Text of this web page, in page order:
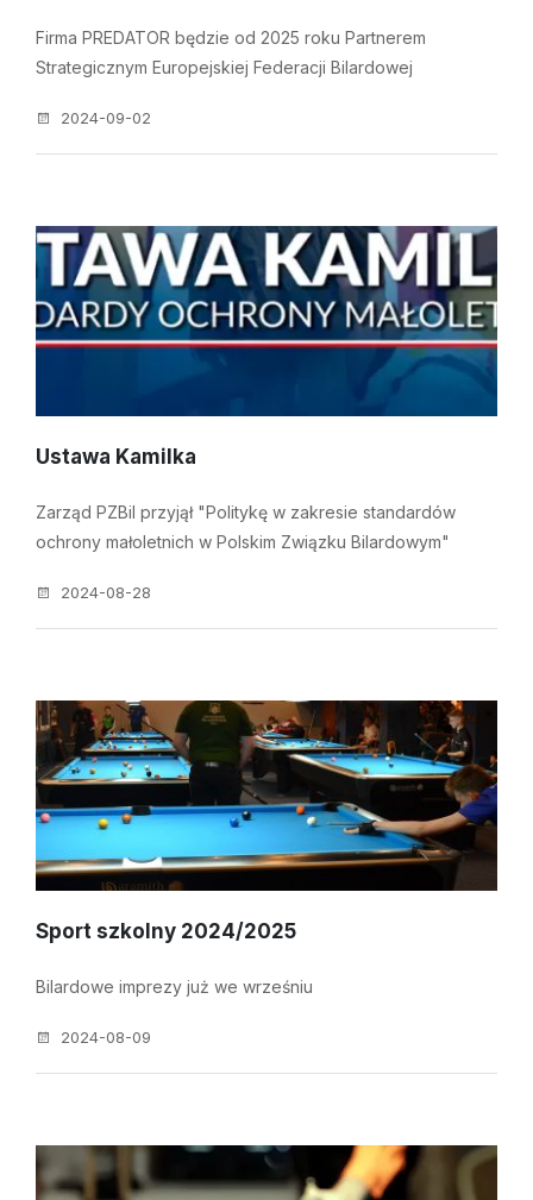
Firma PREDATOR będzie od 2025 roku Partnerem
Strategicznym Europejskiej Federacji Bilardowej
2024-09-02
Ustawa Kamilka
Zarząd PZBil przyjął "Politykę w zakresie standardów
ochrony małoletnich w Polskim Związku Bilardowym"
2024-08-28
Sport szkolny 2024/2025
Bilardowe imprezy już we wrześniu
2024-08-09